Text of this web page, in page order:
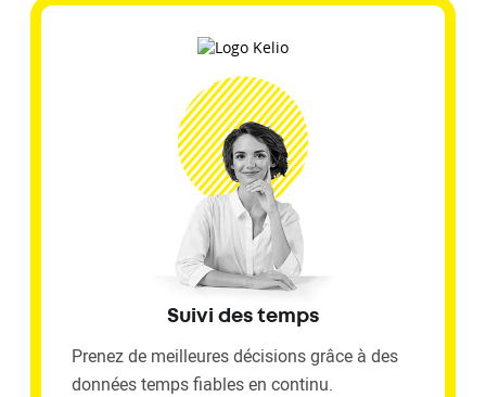
Suivi des temps
Prenez de meilleures décisions grâce à des
données temps fiables en continu.